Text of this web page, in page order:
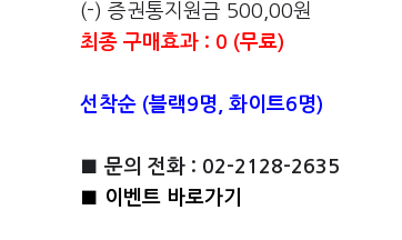
(-) 증권통지원금 500,00원
최종 구매효과 : 0 (무료)
선착순 (블랙9명, 화이트6명)
■ 문의 전화 : 02-2128-2635
■ 이벤트 바로가기